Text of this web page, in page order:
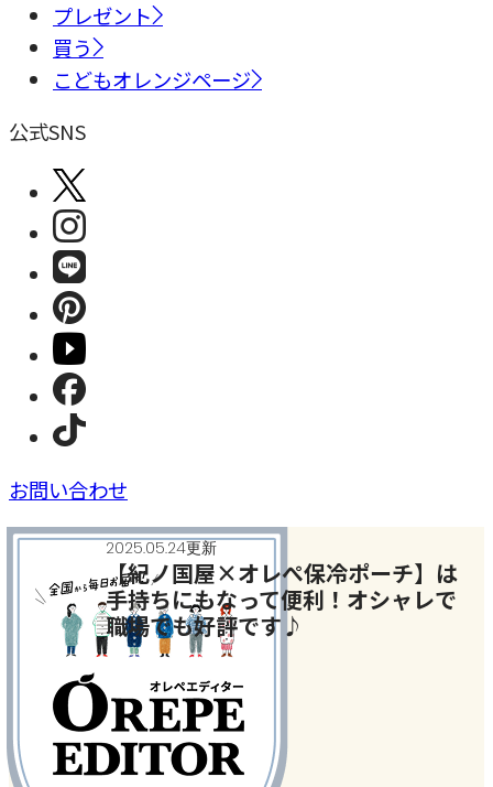
プレゼント
買う
こどもオレンジページ
公式SNS
お問い合わせ
2025.05.24更新
【紀ノ国屋×オレぺ保冷ポーチ】は
手持ちにもなって便利！オシャレで
職場でも好評です♪
趣味とハマリごと
#オレペ紀ノ国屋コラボポーチ